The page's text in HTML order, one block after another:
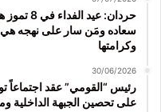
حردان:
سعاده ومَن سار على نهجه هي
وكرامتها
30/06/2026
رئيس “القومي” عقد اجتماعاً
على تحصين الجبهة الداخلية